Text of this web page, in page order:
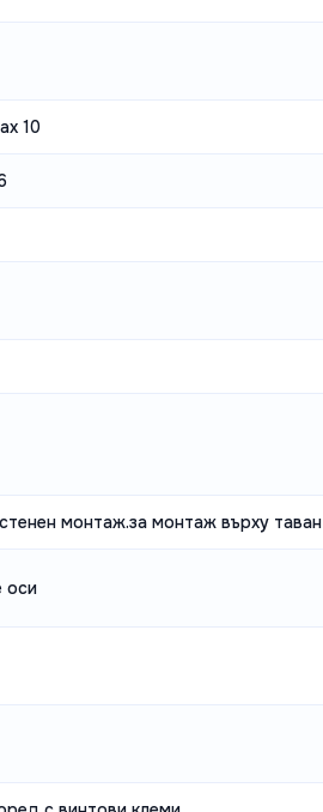
10
монтаж.за монтаж върху таван
оси